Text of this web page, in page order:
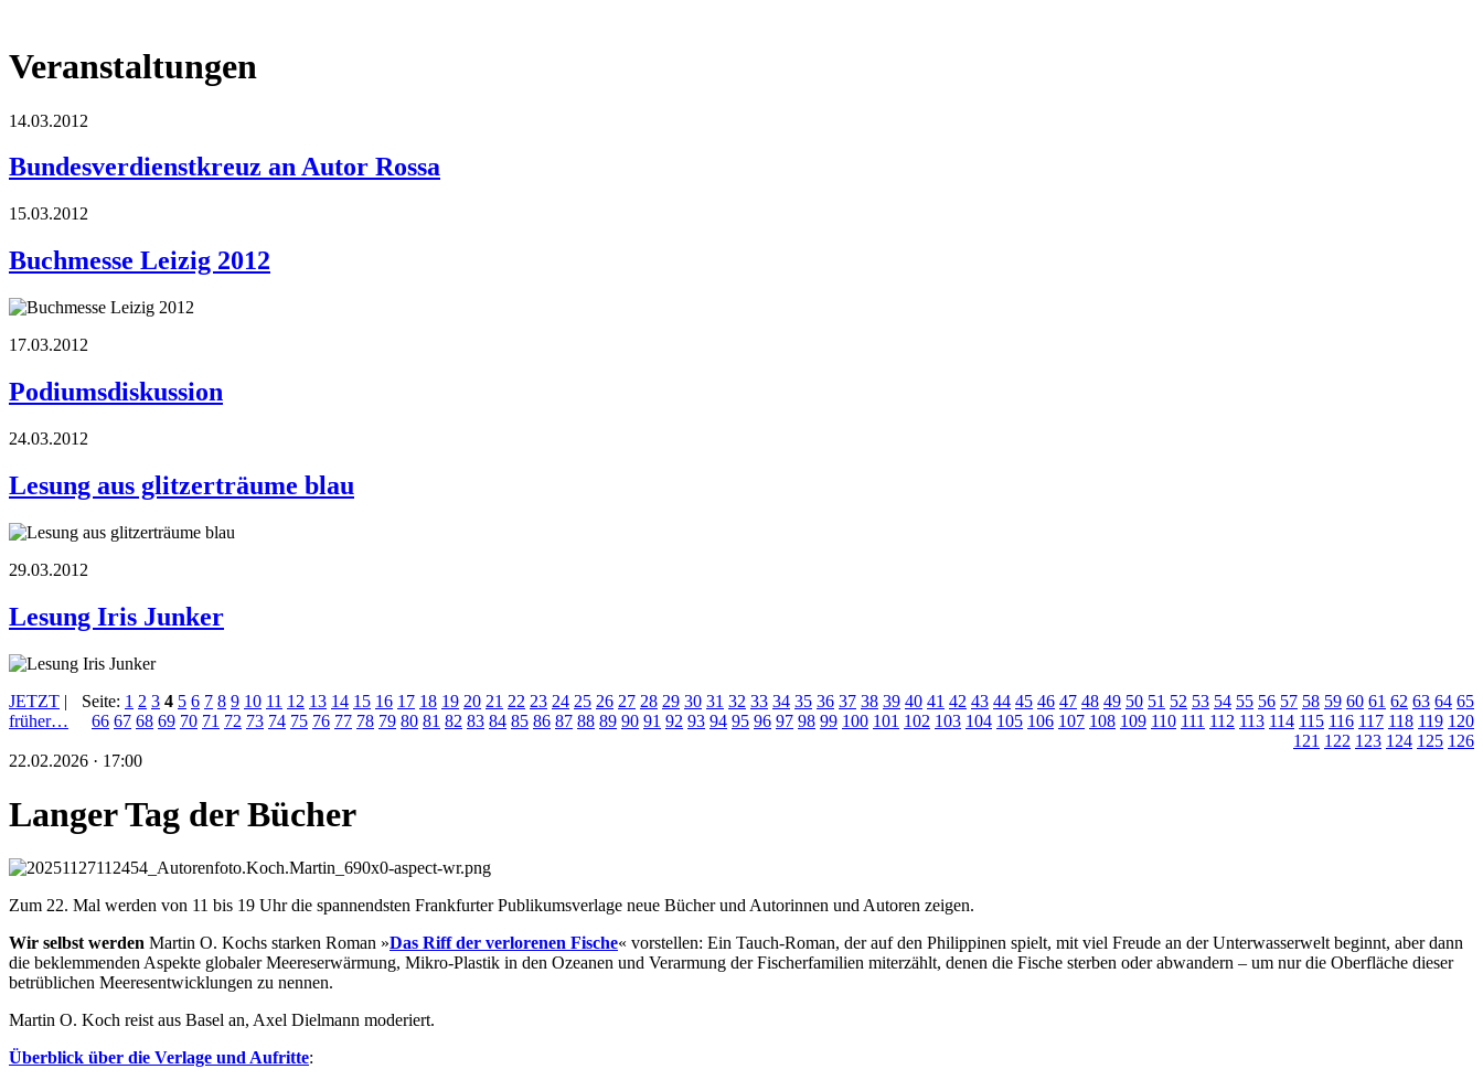
Veranstaltungen
14.03.2012
Bundesverdienstkreuz an Autor Rossa
15.03.2012
Buchmesse Leizig 2012
17.03.2012
Podiumsdiskussion
24.03.2012
Lesung aus glitzerträume blau
29.03.2012
Lesung Iris Junker
JETZT |
früher…
Seite: 1 2 3 4 5 6 7 8 9 10 11 12 13 14 15 16 17 18 19 20 21 22 23 24 25 26 27 28 29 30 31 32 33 34 35 36 37 38 39 40 41 42 43 44 45 46 47 48 49 50 51 52 53 54 55 56 57 58 59 60 61 62 63 64 65
66 67 68 69 70 71 72 73 74 75 76 77 78 79 80 81 82 83 84 85 86 87 88 89 90 91 92 93 94 95 96 97 98 99 100 101 102 103 104 105 106 107 108 109 110 111 112 113 114 115 116 117 118 119 120
121 122 123 124 125 126
22.02.2026 · 17:00
Langer Tag der Bücher
Zum 22. Mal werden von 11 bis 19 Uhr die spannendsten Frankfurter Publikumsverlage neue Bücher und Autorinnen und Autoren zeigen.
Wir selbst werden Martin O. Kochs starken Roman »Das Riff der verlorenen Fische« vorstellen: Ein Tauch-Roman, der auf den Philippinen spielt, mit viel Freude an der Unterwasserwelt beginnt, aber dann
die beklemmenden Aspekte globaler Meereserwärmung, Mikro-Plastik in den Ozeanen und Verarmung der Fischerfamilien miterzählt, denen die Fische sterben oder abwandern – um nur die Oberfläche dieser
betrüblichen Meeresentwicklungen zu nennen.
Martin O. Koch reist aus Basel an, Axel Dielmann moderiert.
Überblick über die Verlage und Aufritte: